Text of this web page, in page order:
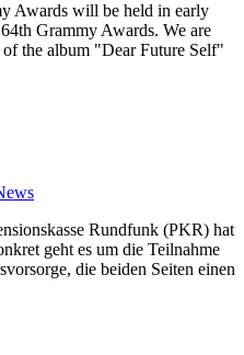
Awards will be held in early
Grammy Awards. We are
the album "Dear Future Self"
Rundfunk (PKR) hat
geht es um die Teilnahme
die beiden Seiten einen